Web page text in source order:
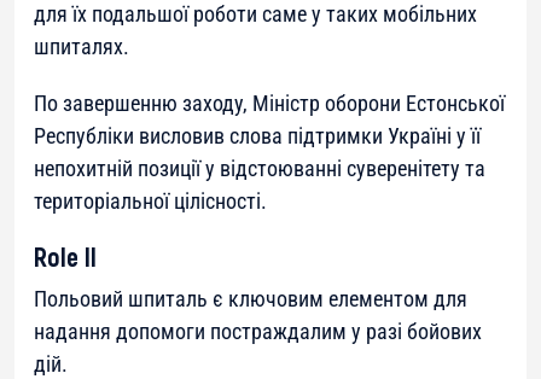
для їх подальшої роботи саме у таких мобільних
шпиталях.
По завершенню заходу, Міністр оборони Естонської
Республіки висловив слова підтримки Україні у її
непохитній позиції у відстоюванні суверенітету та
територіальної цілісності.
Role II
Польовий шпиталь є ключовим елементом для
надання допомоги постраждалим у разі бойових
дій.